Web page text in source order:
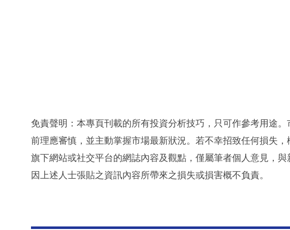
免責聲明：本專頁刊載的所有投資分析技巧，只可作參考用途
前理應審慎，並主動掌握市場最新狀況。若不幸招致任何損失
旗下網站或社交平台的網誌內容及觀點，僅屬筆者個人意見，
因上述人士張貼之資訊內容所帶來之損失或損害概不負責。